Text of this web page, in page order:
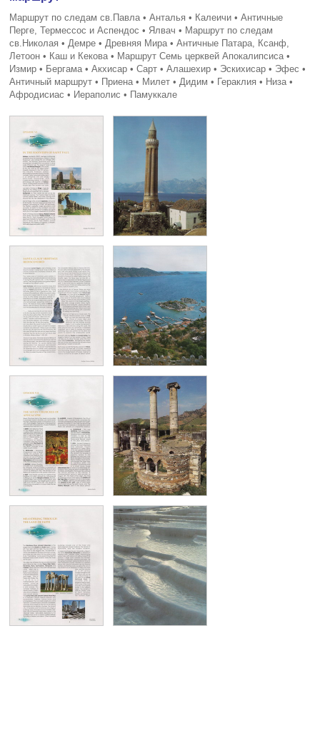
Маршрут по следам св.Павла • Анталья • Калеичи • Античные
Перге, Термессос и Аспендос • Ялвач • Маршрут по следам
св.Николая • Демре • Древняя Мира • Античные Патара, Ксанф,
Летоон • Каш и Кекова • Маршрут Семь церквей Апокалипсиса •
Измир • Бергама • Акхисар • Сарт • Алашехир • Эскихисар • Эфес •
Античный маршрут • Приена • Милет • Дидим • Гераклия • Низа •
Афродисиас • Иераполис • Памуккале